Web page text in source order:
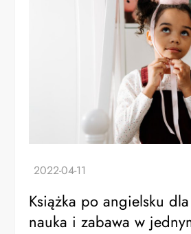
Książka po angielsku
nauka i zabawa w